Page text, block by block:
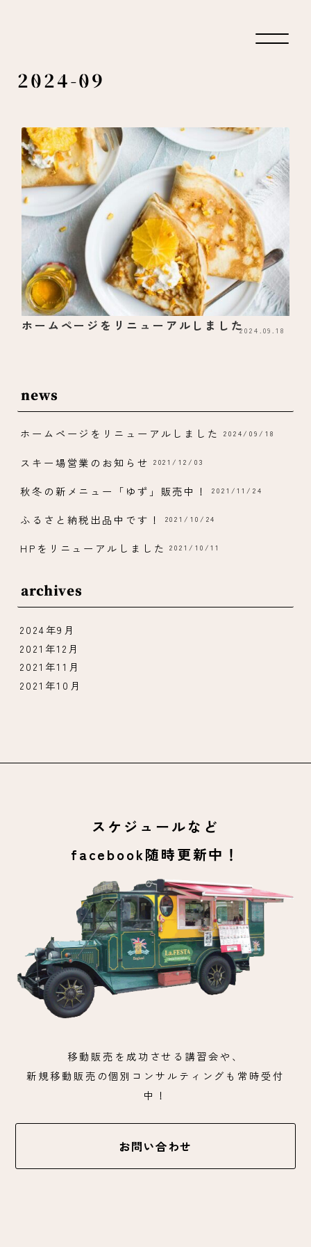
2024-09
ホームページをリニューアルしました2024.09.18
news
ホームページをリニューアルしました 2024/09/18
スキー場営業のお知らせ 2021/12/03
秋冬の新メニュー「ゆず」販売中！ 2021/11/24
ふるさと納税出品中です！ 2021/10/24
HPをリニューアルしました 2021/10/11
archives
2024年9月
2021年12月
2021年11月
2021年10月
スケジュールなど
facebook随時更新中！
移動販売を成功させる講習会や、
新規移動販売の個別コンサルティングも常時受付
中！
お問い合わせ